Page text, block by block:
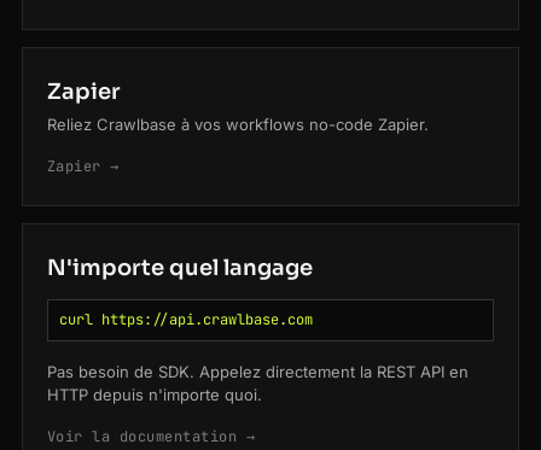
Zapier
Reliez Crawlbase à vos workflows no-code Zapier.
Zapier →
N'importe quel langage
curl https://api.crawlbase.com
Pas besoin de SDK. Appelez directement la REST API en
HTTP depuis n'importe quoi.
Voir la documentation →